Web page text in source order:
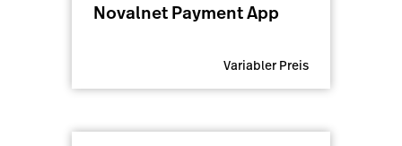
Novalnet Payment App
Variabler Preis